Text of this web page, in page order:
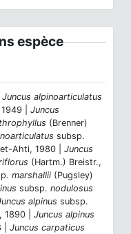
espèce
Juncus alpinoarticulatus
| Juncus
(Brenner)
subsp.
Ahti, 1980 | Juncus
(Hartm.) Breistr.,
marshallii (Pugsley)
subsp. nodulosus
alpinus subsp.
1890 | Juncus alpinus
| Juncus carpaticus